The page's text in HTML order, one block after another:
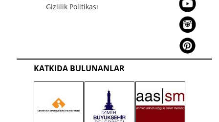
Gizlilik Politikası
KATKIDA BULUNANLAR